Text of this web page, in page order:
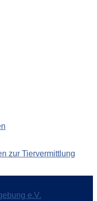
zur Tiervermittlung